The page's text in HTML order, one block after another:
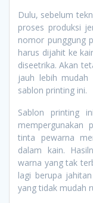
Dulu, sebelum
proses produksi
nomor punggung
harus dijahit ke
diseetrika. Akan
jauh lebih
sablon printing ini.
Sablon printing
mempergunakan
tinta pewarna
dalam kain.
warna yang tak
lagi berupa
yang tidak mudah